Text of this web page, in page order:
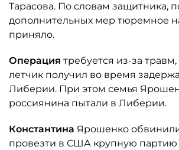
Тарасова. По словам защитника,
дополнительных мер тюремное
приняло.
Операция требуется из-за
летчик получил во время
Либерии. При этом семья
россиянина пытали в Либерии.
Константина Ярошенко
провезти в США крупную партию